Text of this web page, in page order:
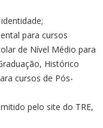
para cursos
de Nível Médio para
Histórico
cursos de Pós-
pelo site do TRE,